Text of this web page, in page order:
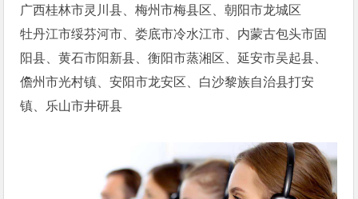
广西桂林市灵川县、梅州市梅县区、朝阳市龙城区
牡丹江市绥芬河市、娄底市冷水江市、内蒙古包头市固
阳县、黄石市阳新县、衡阳市蒸湘区、延安市吴起县、
儋州市光村镇、安阳市龙安区、白沙黎族自治县打安
镇、乐山市井研县